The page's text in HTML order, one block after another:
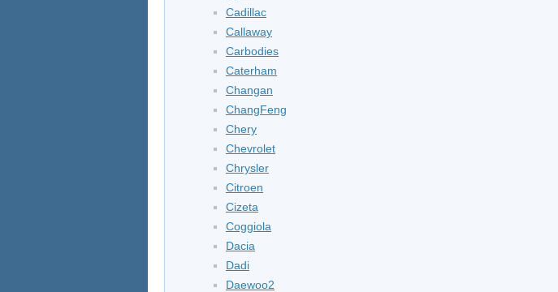
Cadillac
Callaway
Carbodies
Caterham
Changan
ChangFeng
Chery
Chevrolet
Chrysler
Citroen
Cizeta
Coggiola
Dacia
Dadi
Daewoo2